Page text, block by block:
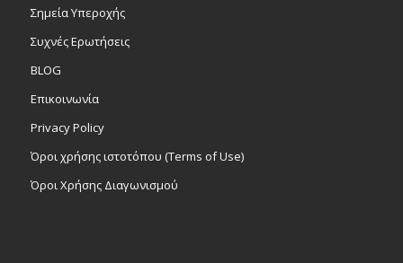
Σημεία Υπεροχής
Συχνές Ερωτήσεις
BLOG
Επικοινωνία
Privacy Policy
Όροι χρήσης ιστοτόπου (Terms of Use)
Όροι Χρήσης Διαγωνισμού